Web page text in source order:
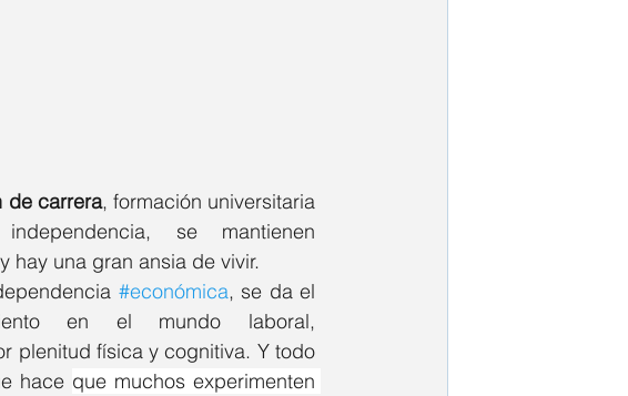
de carrera, formación universitaria
hay una gran ansia de vivir.
#económica, se da el
plenitud física y cognitiva. Y todo
hace que muchos experimenten